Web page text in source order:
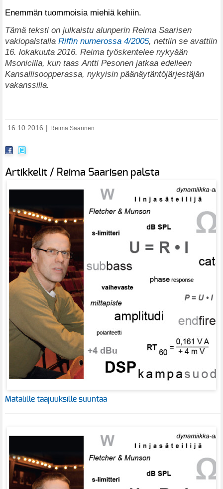
Enemmän tuommoisia miehiä kehiin.
Tämä teksti on julkaistu alunperin Reima Saarisen
vakiopalstalla Riffin numerossa 4/2005, nettiin se avattiin
16. lokakuuta 2016. Reima työskentelee nykyään
Msonicilla, kun taas Antti Pesonen jatkaa edelleen
Kansallisoopperassa, nykyisin päänäytäntöjärjestäjän
vakanssilla.
16.10.2016 Reima Saarinen
Artikkelit / Reima Saarisen palsta
Matalille taajuuksille suuntaa